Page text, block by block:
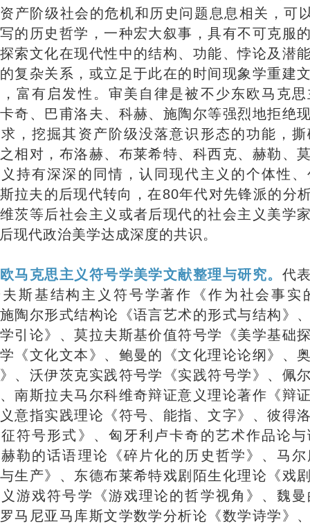
产阶级社会的危机和历史问题息息相关，可
的历史哲学，一种宏大叙事，具有不可克服
索文化在现代性中的结构、功能、悖论及潜
复杂关系，或立足于此在的时间现象学重建
富有启发性。审美自律是被不少东欧马克
奇、巴甫洛夫、科赫、施陶尔等强烈地拒绝
，挖掘其资产阶级没落意识形态的功能，
相对，布洛赫、布莱希特、科西克、赫勒、
持有深深的同情，认同现代主义的个体性
拉夫的后现代转向，在80年代对先锋派的分
茨等后社会主义或者后现代的社会主义美学
现代政治美学达成深度的共识。
马克思主义符号学美学文献整理与研究。 代
斯基结构主义符号学著作《作为社会事实
陶尔形式结构论《语言艺术的形式与结构》
引论》、莫拉夫斯基价值符号学《美学基础
《文化文本》、鲍曼的《文化理论论纲》、
、沃伊茨克实践符号学《实践符号学》、佩
南斯拉夫马尔科维奇辩证意义理论著作《辩
意指实践理论《符号、能指、文字》、彼得
符号形式》、匈牙利卢卡奇的艺术作品论
勒的话语理论《碎片化的历史哲学》、马
生产》、东德布莱希特戏剧陌生化理论《戏
游戏符号学《游戏理论的哲学视角》、魏
马尼亚马库斯文学数学分析论《数学诗学》